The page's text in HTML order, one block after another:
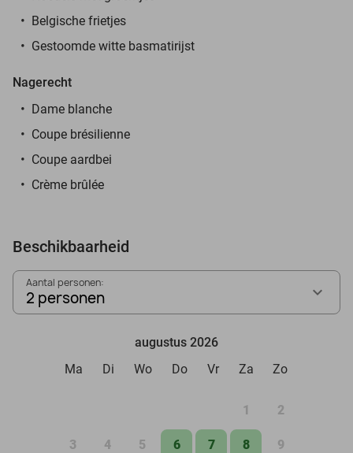
Belgische frietjes
Gestoomde witte basmatirijst
Nagerecht
Dame blanche
Coupe brésilienne
Coupe aardbei
Crème brûlée
Beschikbaarheid
Aantal personen:
2 personen
augustus 2026
Ma
Di Wo Do Vr Za Zo
1 2
3 4 5 6 7 8 9